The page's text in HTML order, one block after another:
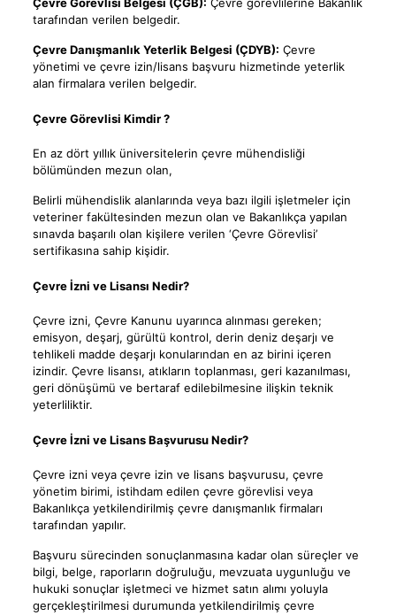
tarafından verilen belgedir.
Çevre Danışmanlık Yeterlik Belgesi (ÇDYB): Çevre
yönetimi ve çevre izin/lisans başvuru hizmetinde yeterlik
alan firmalara verilen belgedir.
Çevre Görevlisi Kimdir ?
En az dört yıllık üniversitelerin çevre mühendisliği
bölümünden mezun olan,
Belirli mühendislik alanlarında veya bazı ilgili işletmeler için
veteriner fakültesinden mezun olan ve Bakanlıkça yapılan
sınavda başarılı olan kişilere verilen ‘Çevre Görevlisi’
sertifikasına sahip kişidir.
Çevre İzni ve Lisansı Nedir?
Çevre izni, Çevre Kanunu uyarınca alınması gereken;
emisyon, deşarj, gürültü kontrol, derin deniz deşarjı ve
tehlikeli madde deşarjı konularından en az birini içeren
izindir. Çevre lisansı, atıkların toplanması, geri kazanılması,
geri dönüşümü ve bertaraf edilebilmesine ilişkin teknik
yeterliliktir.
Çevre İzni ve Lisans Başvurusu Nedir?
Çevre izni veya çevre izin ve lisans başvurusu, çevre
yönetim birimi, istihdam edilen çevre görevlisi veya
Bakanlıkça yetkilendirilmiş çevre danışmanlık firmaları
tarafından yapılır.
Başvuru sürecinden sonuçlanmasına kadar olan süreçler ve
bilgi, belge, raporların doğruluğu, mevzuata uygunluğu ve
hukuki sonuçlar işletmeci ve hizmet satın alımı yoluyla
gerçekleştirilmesi durumunda yetkilendirilmiş çevre